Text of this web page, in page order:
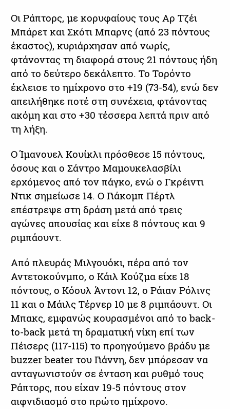
Οι Ράπτορς, με κορυφαίους τους Αρ Τζέι
Μπάρετ και Σκότι Μπαρνς (από 23 πόντους
έκαστος), κυριάρχησαν από νωρίς,
φτάνοντας τη διαφορά στους 21 πόντους ήδη
από το δεύτερο δεκάλεπτο. Το Τορόντο
έκλεισε το ημίχρονο στο +19 (73-54), ενώ δεν
απειλήθηκε ποτέ στη συνέχεια, φτάνοντας
ακόμη και στο +30 τέσσερα λεπτά πριν από
τη λήξη.
Ο Ίμανουελ Κουίκλι πρόσθεσε 15 πόντους,
όσους και ο Σάντρο Μαμουκελασβίλι
ερχόμενος από τον πάγκο, ενώ ο Γκρέιντι
Ντικ σημείωσε 14. Ο Γιάκομπ Πέρτλ
επέστρεψε στη δράση μετά από τρεις
αγώνες απουσίας και είχε 8 πόντους και 9
ριμπάουντ.
Από πλευράς Μιλγουόκι, πέρα από τον
Αντετοκούνμπο, ο Κάιλ Κούζμα είχε 18
πόντους, ο Κόουλ Άντονι 12, ο Ράιαν Ρόλινς
11 και ο Μάιλς Τέρνερ 10 με 8 ριμπάουντ. Οι
Μπακς, εμφανώς κουρασμένοι από το back-
to-back μετά τη δραματική νίκη επί των
Πέισερς (117-115) το προηγούμενο βράδυ με
buzzer beater του Γιάννη, δεν μπόρεσαν να
ανταγωνιστούν σε ένταση και ρυθμό τους
Ράπτορς, που είχαν 19-5 πόντους στον
αιφνιδιασμό στο πρώτο ημίχρονο.